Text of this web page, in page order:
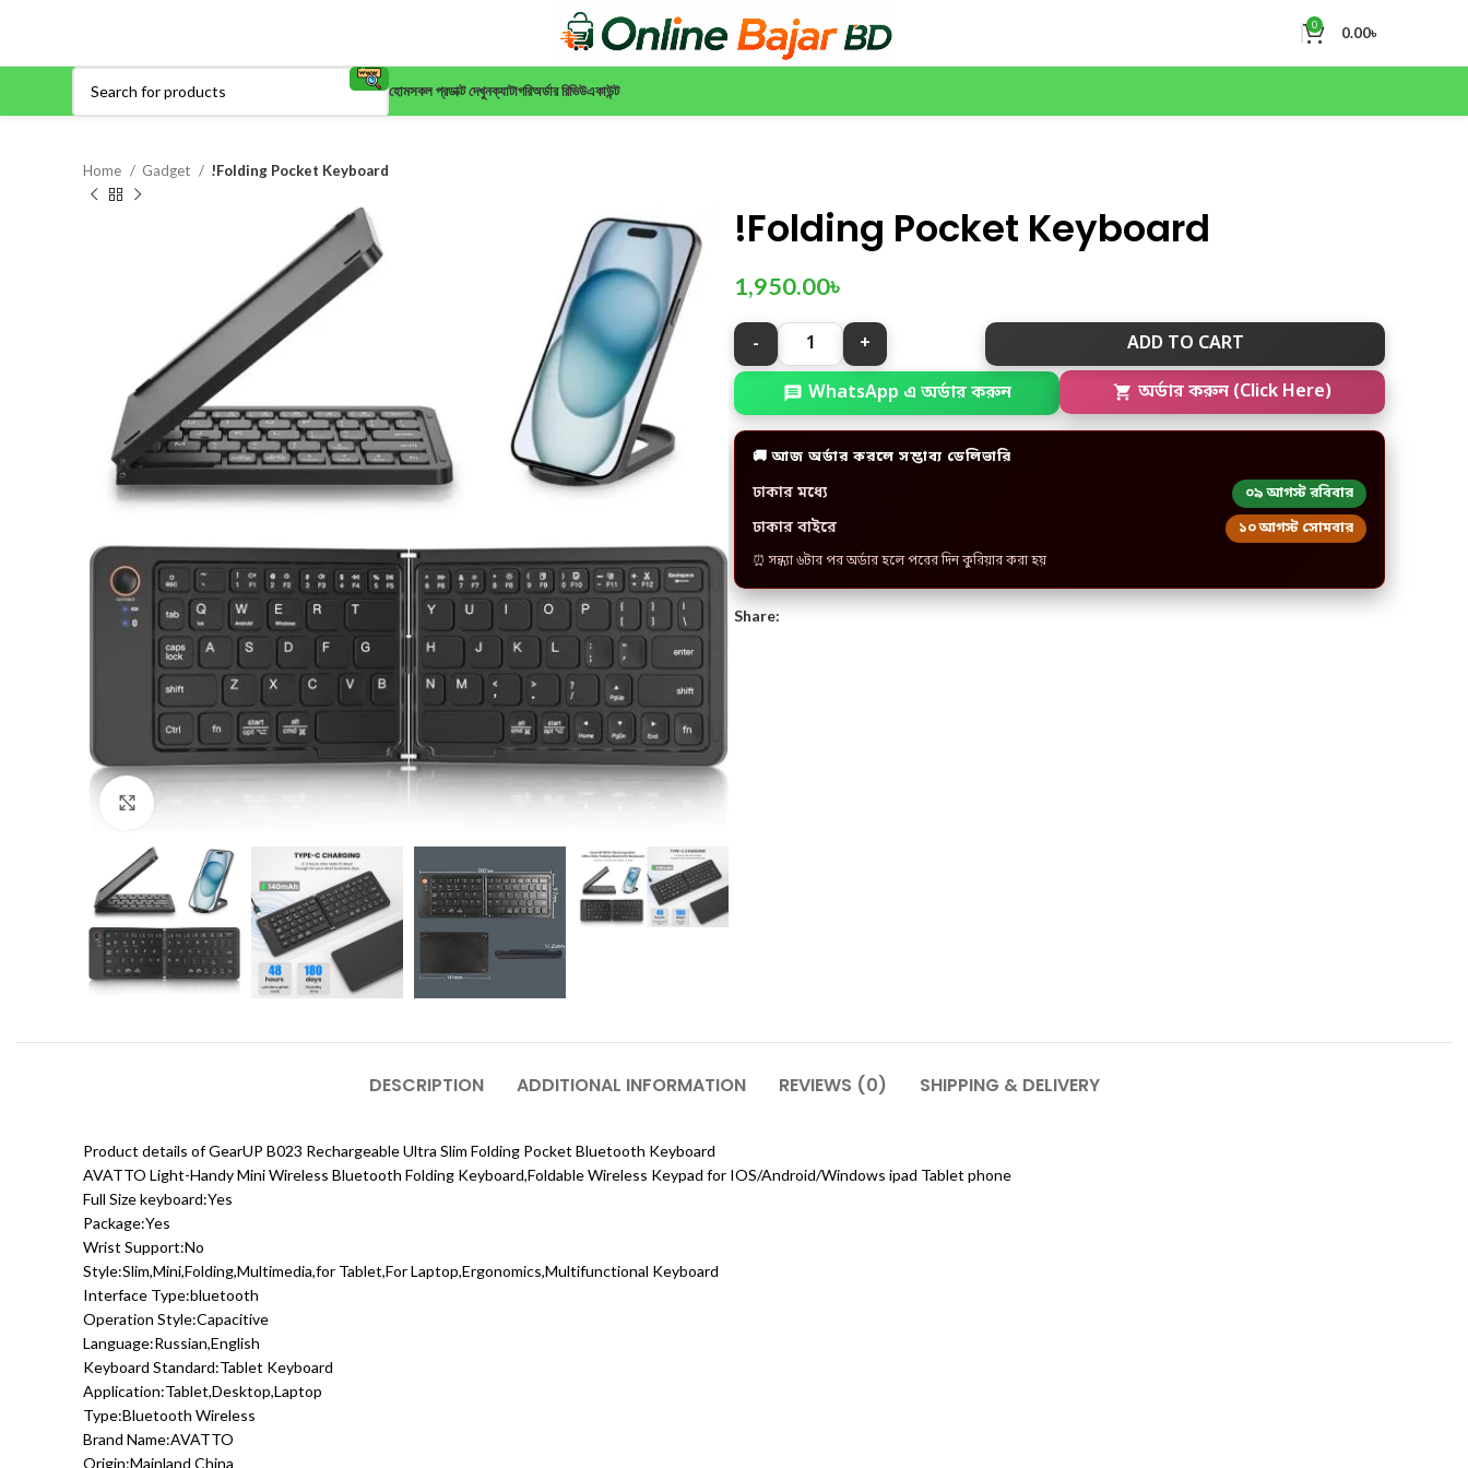
0 0.00৳
হোমসকল প্রডাক্ট দেখুনক্যাটাগরিঅর্ডার রিভিউএকাউন্ট
Home Gadget !Folding Pocket Keyboard
!Folding Pocket Keyboard
1,950.00৳
ADD TO CART
WhatsApp এ অর্ডার করুন অর্ডার করুন (Click Here)
🚚 আজ অর্ডার করলে সম্ভাব্য ডেলিভারি
ঢাকার মধ্যে ০৯ আগস্ট রবিবার
ঢাকার বাইরে ১০ আগস্ট সোমবার
⏰ সন্ধ্যা ৬টার পর অর্ডার হলে পরের দিন কুরিয়ার করা হয়
Share:
DESCRIPTION ADDITIONAL INFORMATION REVIEWS (0) SHIPPING & DELIVERY
Product details of GearUP B023 Rechargeable Ultra Slim Folding Pocket Bluetooth Keyboard
AVATTO Light-Handy Mini Wireless Bluetooth Folding Keyboard,Foldable Wireless Keypad for IOS/Android/Windows ipad Tablet phone
Full Size keyboard:Yes
Package:Yes
Wrist Support:No
Style:Slim,Mini,Folding,Multimedia,for Tablet,For Laptop,Ergonomics,Multifunctional Keyboard
Interface Type:bluetooth
Operation Style:Capacitive
Language:Russian,English
Keyboard Standard:Tablet Keyboard
Application:Tablet,Desktop,Laptop
Type:Bluetooth Wireless
Brand Name:AVATTO
Origin:Mainland China